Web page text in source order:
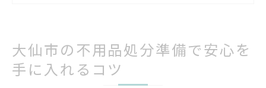
トラブル回避できる不用品処分の相談方法
効率的に不用品処分を進めるための大仙市流ポ
大仙市の不用品処分準備で安心を
手に入れるコツ